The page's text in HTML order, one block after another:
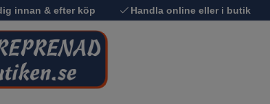
innan & efter köp Handla online eller i butik